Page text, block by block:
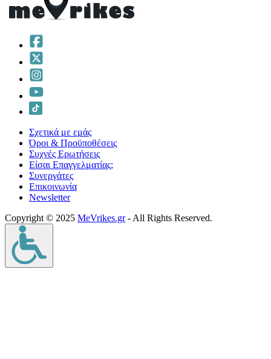
Σχετικά με εμάς
Όροι & Προϋποθέσεις
Συχνές Ερωτήσεις
Είσαι Επαγγελματίας;
Συνεργάτες
Επικοινωνία
Νewsletter
Copyright © 2025 MeVrikes.gr- All Rights Reserved.